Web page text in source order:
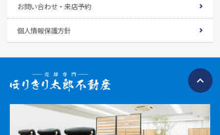
お問い合わせ・来店予約
個人情報保護方針